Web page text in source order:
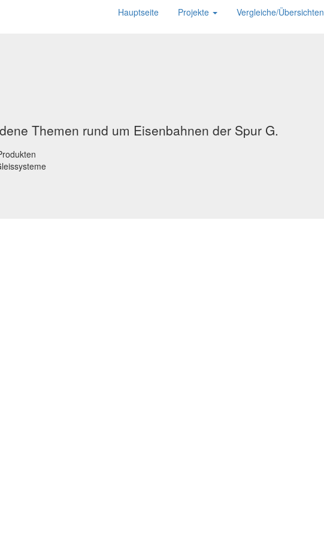
Hauptseite Projekte Vergleiche/Übersichten
Themen rund um Eisenbahnen der Spur G.